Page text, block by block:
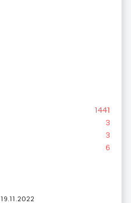
1441
3
3
6
19.11.2022